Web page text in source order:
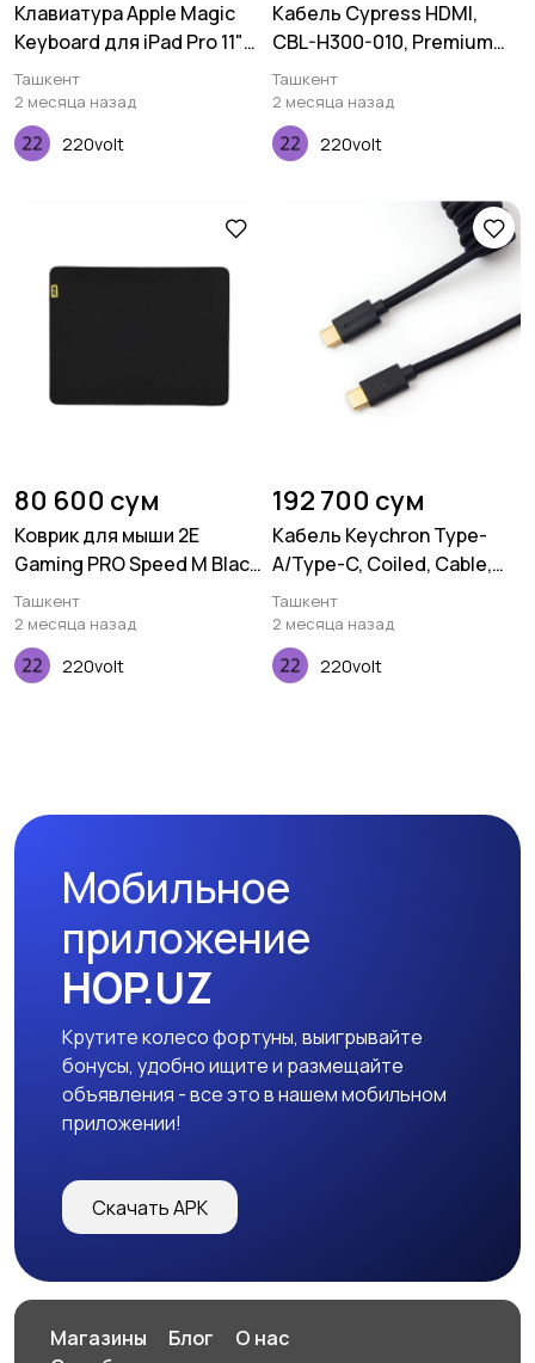
Клавиатура Apple Magic
Keyboard для iPad Pro 11"
(2020)
Ташкент
2 месяца назад
220volt
Кабель Cypress HDMI,
CBL-H300-010, Premium
4K, 1.0M, 30AWG
Ташкент
2 месяца назад
220volt
80 600 сум
Коврик для мыши 2E
Gaming PRO Speed M Black
(360*275*3 мм)
Ташкент
2 месяца назад
220volt
192 700 сум
Кабель Keychron Type-
A/Type-C, Coiled, Cable,
Black
Ташкент
2 месяца назад
220volt
Мобильное
приложение
HOP.UZ
Крутите колесо фортуны, выигрывайте
бонусы, удобно ищите и размещайте
объявления - все это в нашем мобильном
приложении!
Скачать APK
Магазины Блог
О нас